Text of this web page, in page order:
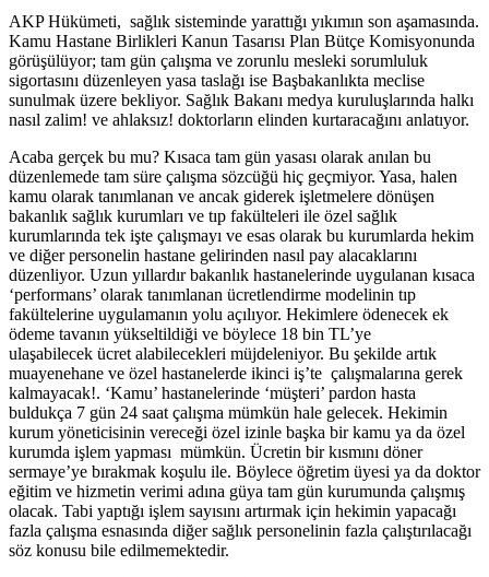
AKP Hükümeti, sağlık sisteminde yarattığı yıkımın son aşamasında.
Kamu Hastane Birlikleri Kanun Tasarısı Plan Bütçe Komisyonunda
görüşülüyor; tam gün çalışma ve zorunlu mesleki sorumluluk
sigortasını düzenleyen yasa taslağı ise Başbakanlıkta meclise
sunulmak üzere bekliyor. Sağlık Bakanı medya kuruluşlarında halkı
nasıl zalim! ve ahlaksız! doktorların elinden kurtaracağını anlatıyor.
Acaba gerçek bu mu? Kısaca tam gün yasası olarak anılan bu
düzenlemede tam süre çalışma sözcüğü hiç geçmiyor. Yasa, halen
kamu olarak tanımlanan ve ancak giderek işletmelere dönüşen
bakanlık sağlık kurumları ve tıp fakülteleri ile özel sağlık
kurumlarında tek işte çalışmayı ve esas olarak bu kurumlarda hekim
ve diğer personelin hastane gelirinden nasıl pay alacaklarını
düzenliyor. Uzun yıllardır bakanlık hastanelerinde uygulanan kısaca
‘performans’ olarak tanımlanan ücretlendirme modelinin tıp
fakültelerine uygulamanın yolu açılıyor. Hekimlere ödenecek ek
ödeme tavanın yükseltildiği ve böylece 18 bin TL’ye
ulaşabilecek ücret alabilecekleri müjdeleniyor. Bu şekilde artık
muayenehane ve özel hastanelerde ikinci iş’te çalışmalarına gerek
kalmayacak!. ‘Kamu’ hastanelerinde ‘müşteri’ pardon hasta
buldukça 7 gün 24 saat çalışma mümkün hale gelecek. Hekimin
kurum yöneticisinin vereceği özel izinle başka bir kamu ya da özel
kurumda işlem yapması mümkün. Ücretin bir kısmını döner
sermaye’ye bırakmak koşulu ile. Böylece öğretim üyesi ya da doktor
eğitim ve hizmetin verimi adına güya tam gün kurumunda çalışmış
olacak. Tabi yaptığı işlem sayısını artırmak için hekimin yapacağı
fazla çalışma esnasında diğer sağlık personelinin fazla çalıştırılacağı
söz konusu bile edilmemektedir.